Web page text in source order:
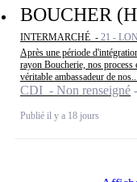
BOUCHER
INTERMARCHÉ - 21 -
Après une période
rayon Boucherie, nos process
véritable ambassadeur de nos...
CDI - Non renseigné
Publié il y a 18 jours